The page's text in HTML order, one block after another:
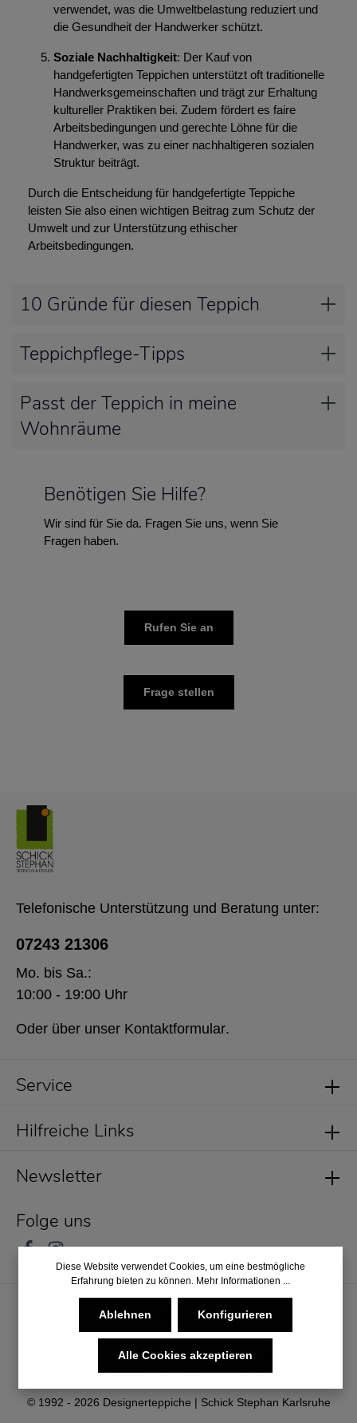
verwendet, was die Umweltbelastung reduziert und
die Gesundheit der Handwerker schützt.
Soziale Nachhaltigkeit: Der Kauf von
handgefertigten Teppichen unterstützt oft traditionelle
Handwerksgemeinschaften und trägt zur Erhaltung
kultureller Praktiken bei. Zudem fördert es faire
Arbeitsbedingungen und gerechte Löhne für die
Handwerker, was zu einer nachhaltigeren sozialen
Struktur beiträgt.
Durch die Entscheidung für handgefertigte Teppiche
leisten Sie also einen wichtigen Beitrag zum Schutz der
Umwelt und zur Unterstützung ethischer
Arbeitsbedingungen.
10 Gründe für diesen Teppich
Teppichpflege-Tipps
Passt der Teppich in meine
Wohnräume
Benötigen Sie Hilfe?
Wir sind für Sie da. Fragen Sie uns, wenn Sie
Fragen haben.
Rufen Sie an
Frage stellen
Service
Newsletter
Folge uns
Telefonische Unterstützung und Beratung unter:
07243 21306
Mo. bis Sa.:
10:00 - 19:00 Uhr
Oder über unser Kontaktformular.
Hilfreiche Links
© 1992 - 2026 Designerteppiche | Schick Stephan Karlsruhe
* Alle Preise inkl. gesetzl. Mehrwertsteuer zzgl.
und ggf. Nachnahmegebühren, wenn nicht anders angegeben.
Diese Website verwendet Cookies, um eine bestmögliche
Erfahrung bieten zu können. Mehr Informationen ...
Ablehnen Konfigurieren
Alle Cookies akzeptieren